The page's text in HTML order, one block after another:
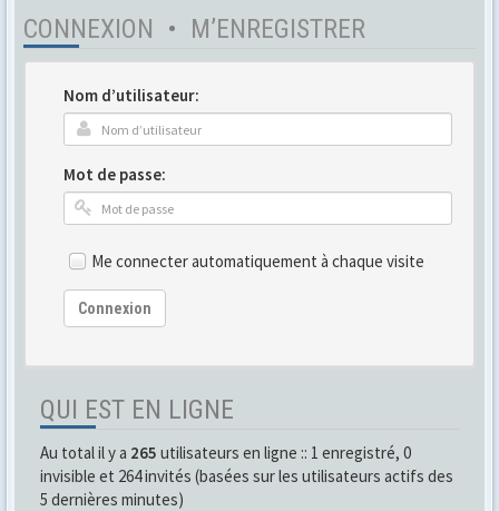
CONNEXION • M’ENREGISTRER
Nom d’utilisateur:
Mot de passe:
Me connecter automatiquement à chaque visite
Connexion
QUI EST EN LIGNE
Au total il y a 265 utilisateurs en ligne :: 1 enregistré, 0
invisible et 264 invités (basées sur les utilisateurs actifs des
5 dernières minutes)